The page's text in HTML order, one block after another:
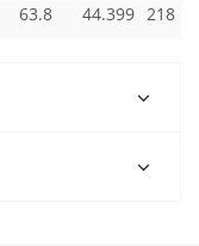
63.8 44.399 218